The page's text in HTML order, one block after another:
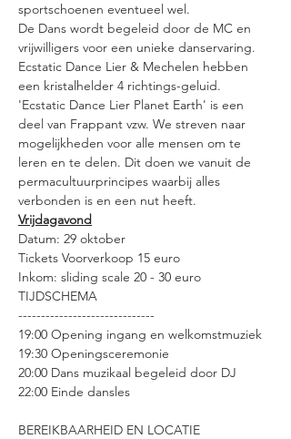
sportschoenen eventueel wel.
De Dans wordt begeleid door de MC en
vrijwilligers voor een unieke danservaring.
Ecstatic Dance Lier & Mechelen hebben
een kristalhelder 4 richtings-geluid.
'Ecstatic Dance Lier Planet Earth' is een
deel van Frappant vzw. We streven naar
mogelijkheden voor alle mensen om te
leren en te delen. Dit doen we vanuit de
permacultuurprincipes waarbij alles
verbonden is en een nut heeft.
Vrijdagavond
Datum: 29 oktober
Tickets Voorverkoop 15 euro
Inkom: sliding scale 20 - 30 euro
TIJDSCHEMA
------------------------------
19:00 Opening ingang en welkomstmuziek
19:30 Openingsceremonie
20:00 Dans muzikaal begeleid door DJ
22:00 Einde dansles
BEREIKBAARHEID EN LOCATIE